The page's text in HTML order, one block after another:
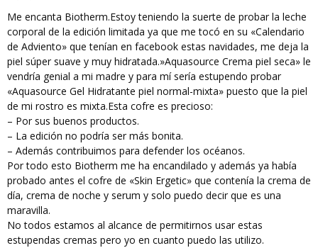
Me encanta Biotherm.Estoy teniendo la suerte de probar la leche
corporal de la edición limitada ya que me tocó en su «Calendario
de Adviento» que tenían en facebook estas navidades, me deja la
piel súper suave y muy hidratada.»Aquasource Crema piel seca» le
vendría genial a mi madre y para mí sería estupendo probar
«Aquasource Gel Hidratante piel normal-mixta» puesto que la piel
de mi rostro es mixta.Esta cofre es precioso:
– Por sus buenos productos.
– La edición no podría ser más bonita.
– Además contribuimos para defender los océanos.
Por todo esto Biotherm me ha encandilado y además ya había
probado antes el cofre de «Skin Ergetic» que contenía la crema de
día, crema de noche y serum y solo puedo decir que es una
maravilla.
No todos estamos al alcance de permitirnos usar estas
estupendas cremas pero yo en cuanto puedo las utilizo.